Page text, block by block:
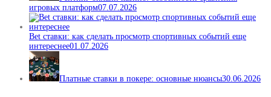
игровых платформ07.07.2026
Bet ставки: как сделать просмотр спортивных событий еще
интереснее01.07.2026
Платные ставки в покере: основные нюансы30.06.2026